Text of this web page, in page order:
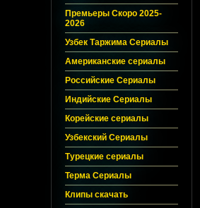
Премьеры Скоро 2025-
2026
Узбек Таржима Сериалы
Американские сериалы
Российские Сериалы
Индийские Сериалы
Корейские сериалы
Узбекский Сериалы
Турецкие сериалы
Терма Сериалы
Клипы скачать